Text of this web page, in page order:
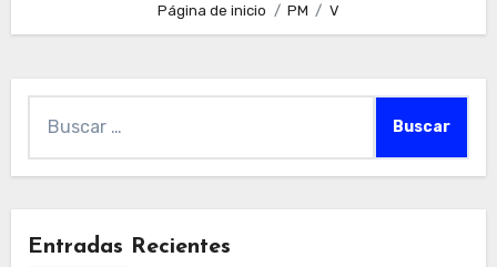
Página de inicio PM V
Entradas Recientes